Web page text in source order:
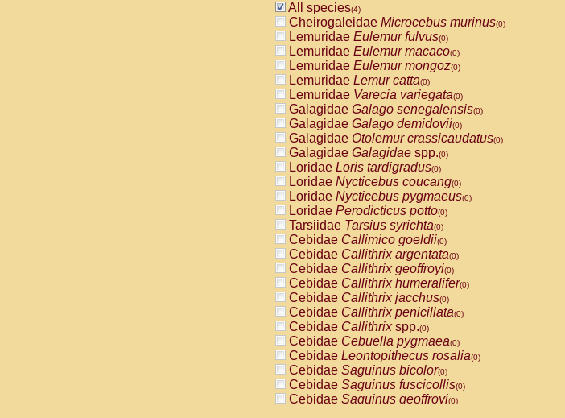
All species(4)
Cheirogaleidae Microcebus murinus(0)
Lemuridae Eulemur fulvus(0)
Lemuridae Eulemur macaco(0)
Lemuridae Eulemur mongoz(0)
Lemuridae Lemur catta(0)
Lemuridae Varecia variegata(0)
Galagidae Galago senegalensis(0)
Galagidae Galago demidovii(0)
Galagidae Otolemur crassicaudatus(0)
Galagidae Galagidae spp.(0)
Loridae Loris tardigradus(0)
Loridae Nycticebus coucang(0)
Loridae Nycticebus pygmaeus(0)
Loridae Perodicticus potto(0)
Tarsiidae Tarsius syrichta(0)
Cebidae Callimico goeldii(0)
Cebidae Callithrix argentata(0)
Cebidae Callithrix geoffroyi(0)
Cebidae Callithrix humeralifer(0)
Cebidae Callithrix jacchus(0)
Cebidae Callithrix penicillata(0)
Cebidae Callithrixspp.(0)
Cebidae Cebuella pygmaea(0)
Cebidae Leontopithecus rosalia(0)
Cebidae Saguinus bicolor(0)
Cebidae Saguinus fuscicollis(0)
Cebidae Saguinus geoffroyi(0)